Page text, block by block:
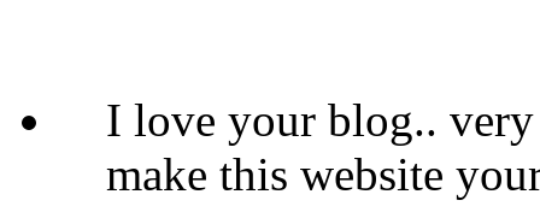
I love your blog..
make this website